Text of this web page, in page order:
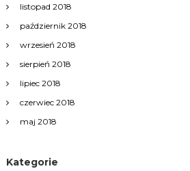
listopad 2018
październik 2018
wrzesień 2018
sierpień 2018
lipiec 2018
czerwiec 2018
maj 2018
Kategorie